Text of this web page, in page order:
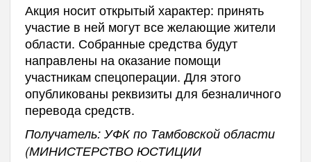
Акция носит открытый характер: принять
участие в ней могут все желающие жители
области. Собранные средства будут
направлены на оказание помощи
участникам спецоперации. Для этого
опубликованы реквизиты для безналичного
перевода средств.
Получатель: УФК по Тамбовской области
(МИНИСТЕРСТВО ЮСТИЦИИ